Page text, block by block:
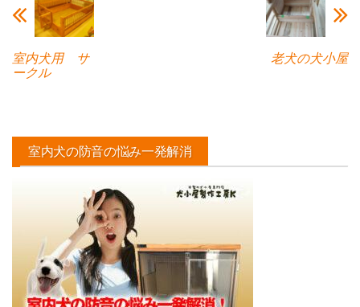
室内犬用 サ
ークル
老犬の犬小屋
室内犬の防音の悩み一発解消